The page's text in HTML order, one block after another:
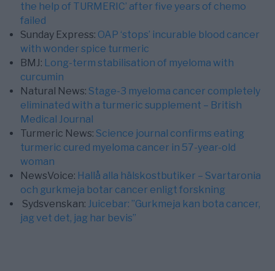
the help of TURMERIC’ after five years of chemo
failed
Sunday Express: OAP ‘stops’ incurable blood cancer
with wonder spice turmeric
BMJ: Long-term stabilisation of myeloma with
curcumin
Natural News: Stage-3 myeloma cancer completely
eliminated with a turmeric supplement – British
Medical Journal
Turmeric News: Science journal confirms eating
turmeric cured myeloma cancer in 57-year-old
woman
NewsVoice: Hallå alla hälskostbutiker – Svartaronia
och gurkmeja botar cancer enligt forskning
Sydsvenskan: Juicebar: ”Gurkmeja kan bota cancer,
jag vet det, jag har bevis”